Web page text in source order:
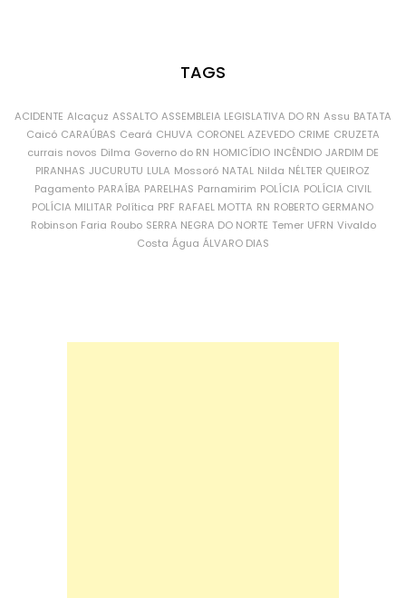
TAGS
ACIDENTE Alcaçuz ASSALTO ASSEMBLEIA LEGISLATIVA DO RN Assu BATATA
Caicó CARAÚBAS Ceará CHUVA CORONEL AZEVEDO CRIME CRUZETA
currais novos Dilma Governo do RN HOMICÍDIO INCÊNDIO JARDIM DE
PIRANHAS JUCURUTU LULA Mossoró NATAL Nilda NÉLTER QUEIROZ
Pagamento PARAÍBA PARELHAS Parnamirim POLÍCIA POLÍCIA CIVIL
POLÍCIA MILITAR Política PRF RAFAEL MOTTA RN ROBERTO GERMANO
Robinson Faria Roubo SERRA NEGRA DO NORTE Temer UFRN Vivaldo
Costa Água ÁLVARO DIAS